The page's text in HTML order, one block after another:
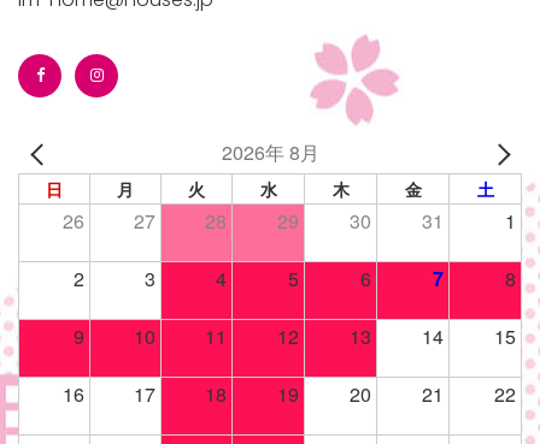
manager/wp-
top-
2026年 8月
日 月 火 水 木 金 土
26 27 28 29 30 31 1
2 3 4 5 6 7 8
9 10 11 12 13 14 15
16 17 18 19 20 21 22